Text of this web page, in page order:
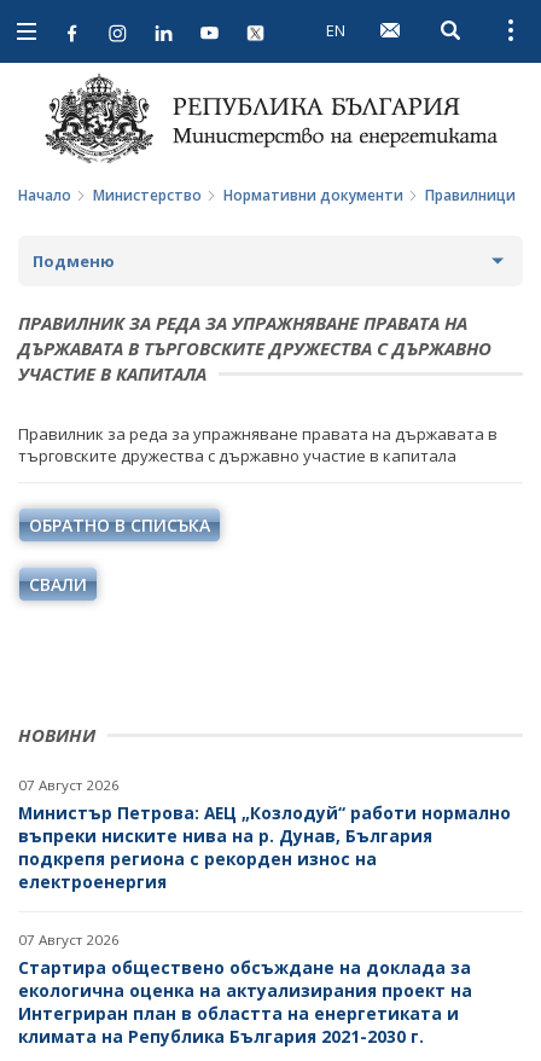
Open
navigation
EN Open
Начало Министерство Нормативни документи Правилници
НОВИНИ
07 Август 2026
Министър Петрова: АЕЦ „Козлодуй“ работи нормално
въпреки ниските нива на р. Дунав, България
подкрепя региона с рекорден износ на
електроенергия
07 Август 2026
Стартира обществено обсъждане на доклада за
екологична оценка на актуализирания проект на
Интегриран план в областта на енергетиката и
климата на Република България 2021-2030 г.
Подменю
ЗА МИНИСТЕРСТВОТО
ЗА НАС
ИСТОРИЯ
СТРУКТУРА
ОДИТЕН КОМИТЕТ
БЮДЖЕТ
КАРИЕРИ
ОБЯВИ ЗА КОНКУРСИ
РЕЗУЛТАТИ ОТ КОНКУРСИТЕ
КОНКУРСИ ЗА ИЗБОР НА РЪКОВОДНИ ОРГАНИ НА
РЕЗУЛТАТИ ОТ КОНКУРСИ ЗА ИЗБОР НА РЪКОВОДНИ
ОРГАНИ НА ЕНЕРГИЙНИТЕ ДРУЖЕСТВА
СТУДЕНТСКИ СТАЖОВЕ В ДЪРЖАВНАТА
АДМИНИСТРАЦИЯ
МИНИСТЪР
НОРМАТИВНИ ДОКУМЕНТИ
ЗАКОНИ
НАРЕДБИ
ВРЪЗКИ
ИНСТИТУЦИИ
ДРУЖЕСТВА С ДЪРЖАВНО УЧАСТИЕ
БИЗНЕС ОРГАНИЗАЦИИ
БГ ПРЕДСЕДАТЕЛСТВО НА СЪВЕТА НА ЕС
ПРАВИЛНИК ЗА РЕДА ЗА УПРАЖНЯВАНЕ ПРАВАТА НА
ДЪРЖАВАТА В ТЪРГОВСКИТЕ ДРУЖЕСТВА С ДЪРЖАВНО
УЧАСТИЕ В КАПИТАЛА
Правилник за реда за упражняване правата на държавата в
търговските дружества с държавно участие в капитала
ОБРАТНО В СПИСЪКА
СВАЛИ